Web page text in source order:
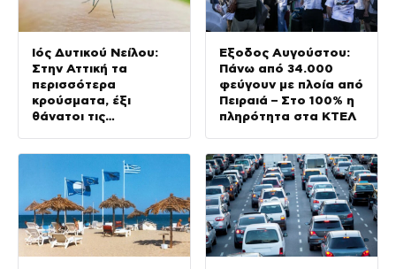
Ιός Δυτικού Νείλου:
Στην Αττική τα
περισσότερα
κρούσματα, έξι
θάνατοι τις
Έξοδος Αυγούστου:
Πάνω από 34.000
φεύγουν με πλοία από
Πειραιά – Στο 100% η
πληρότητα στα ΚΤΕΛ